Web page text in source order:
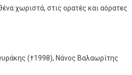
χωριστά, στις ορατές και αόρατες
(†1998), Νάνος Βαλαωρίτης